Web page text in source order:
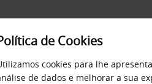
SERVIÇOS EMPRESAS
de Cookies
cookies para lhe
de dados e melhorar a sua